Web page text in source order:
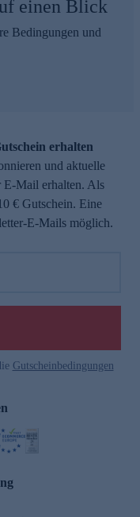
einen Blick
Bedingungen und
erhalten
und aktuelle
E-Mail erhalten. Als
€ Gutschein. Eine
E-Mails möglich.
Gutscheinbedingungen